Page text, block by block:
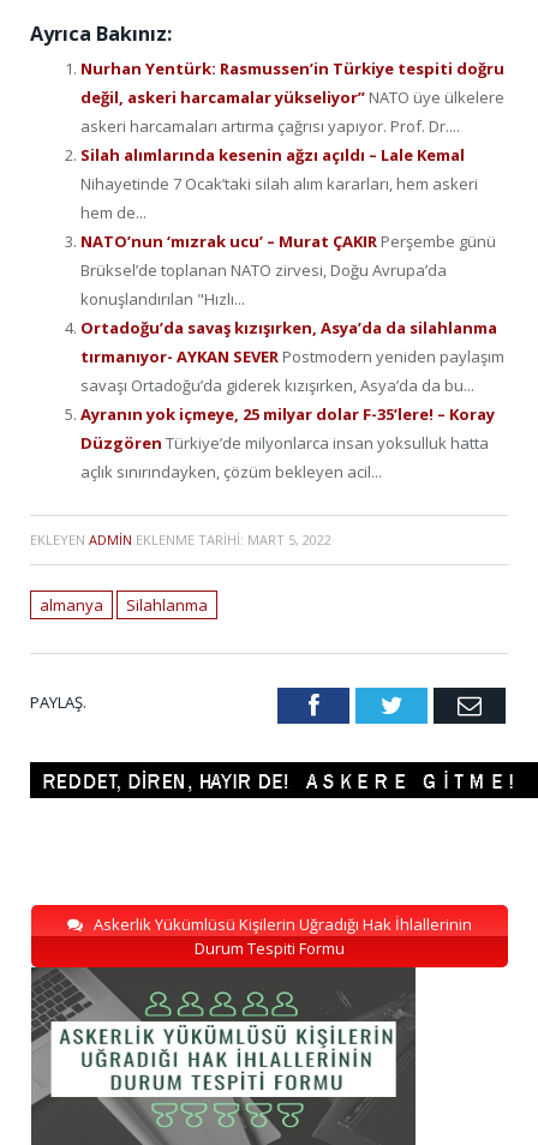
Ayrıca Bakınız:
Nurhan Yentürk: Rasmussen’in Türkiye tespiti doğru
değil, askeri harcamalar yükseliyor” NATO üye ülkelere
askeri harcamaları artırma çağrısı yapıyor. Prof. Dr....
Silah alımlarında kesenin ağzı açıldı – Lale Kemal
Nihayetinde 7 Ocak’taki silah alım kararları, hem askeri
hem de...
NATO’nun ‘mızrak ucu’ – Murat ÇAKIR Perşembe günü
Brüksel’de toplanan NATO zirvesi, Doğu Avrupa’da
konuşlandırılan "Hızlı...
Ortadoğu’da savaş kızışırken, Asya’da da silahlanma
tırmanıyor- AYKAN SEVER Postmodern yeniden paylaşım
savaşı Ortadoğu’da giderek kızışırken, Asya’da da bu...
Ayranın yok içmeye, 25 milyar dolar F-35’lere! – Koray
Düzgören Türkiye’de milyonlarca insan yoksulluk hatta
açlık sınırındayken, çözüm bekleyen acil...
EKLEYEN ADMIN EKLENME TARIHI: MART 5, 2022
almanya Silahlanma
PAYLAŞ. FacebookTwitter Email
Askerlik Yükümlüsü Kişilerin Uğradığı Hak İhlallerinin
Durum Tespiti Formu